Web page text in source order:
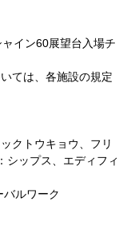
イン60展望台入場チ
ては、各施設の規定
クトウキョウ、フリ
シップス、エディフィ
バルワーク